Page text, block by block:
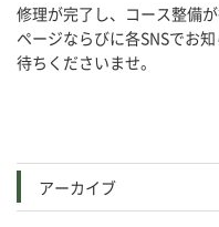
修理が完了し、コース整備
ページならびに各SNSでお
待ちくださいませ。
アーカイブ